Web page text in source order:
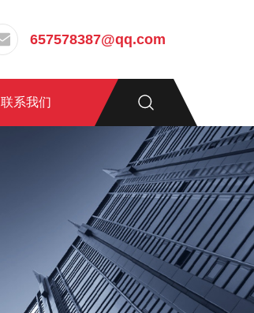
657578387@qq.com
联系我们